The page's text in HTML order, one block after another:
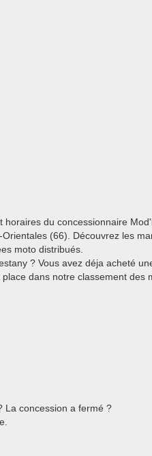
du concessionnaire
(66). Découvrez les
moto distribués.
? Vous avez déja acheté
dans notre classement des
La concession a fermé ?